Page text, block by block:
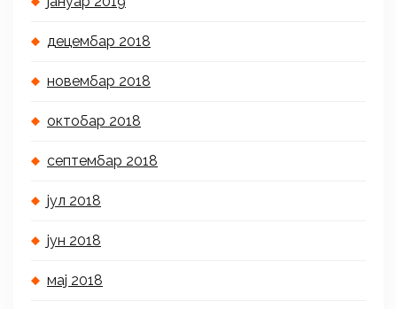
децембар 2018
новембар 2018
октобар 2018
септембар 2018
јул 2018
јун 2018
мај 2018